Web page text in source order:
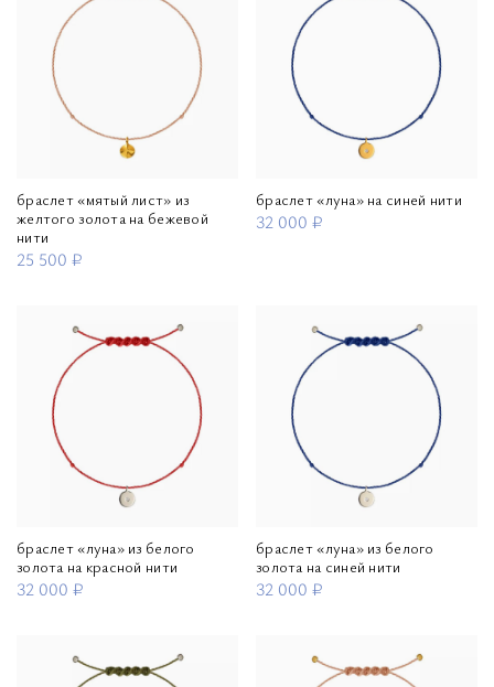
браслет «мятый лист» из
желтого золота на бежевой
нити
25 500 ₽
браслет «луна» на синей нити
32 000 ₽
браслет «луна» из белого
золота на красной нити
32 000 ₽
браслет «луна» из белого
золота на синей нити
32 000 ₽